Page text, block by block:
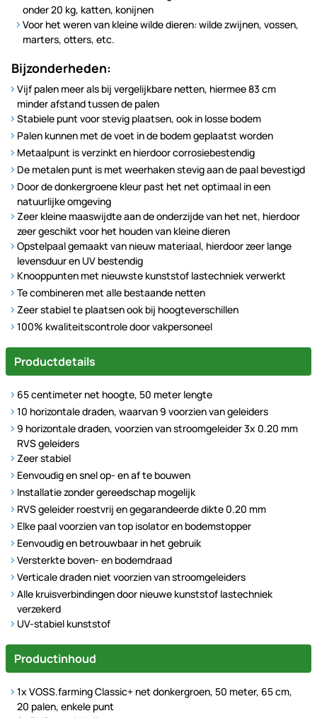
onder 20 kg, katten, konijnen
Voor het weren van kleine wilde dieren: wilde zwijnen, vossen,
marters, otters, etc.
Bijzonderheden:
Vijf palen meer als bij vergelijkbare netten, hiermee 83 cm
minder afstand tussen de palen
Stabiele punt voor stevig plaatsen, ook in losse bodem
Palen kunnen met de voet in de bodem geplaatst worden
Metaalpunt is verzinkt en hierdoor corrosiebestendig
De metalen punt is met weerhaken stevig aan de paal bevestigd
Door de donkergroene kleur past het net optimaal in een
natuurlijke omgeving
Zeer kleine maaswijdte aan de onderzijde van het net, hierdoor
zeer geschikt voor het houden van kleine dieren
Opstelpaal gemaakt van nieuw materiaal, hierdoor zeer lange
levensduur en UV bestendig
Knooppunten met nieuwste kunststof lastechniek verwerkt
Te combineren met alle bestaande netten
Zeer stabiel te plaatsen ook bij hoogteverschillen
100% kwaliteitscontrole door vakpersoneel
Productdetails
65 centimeter net hoogte, 50 meter lengte
10 horizontale draden, waarvan 9 voorzien van geleiders
9 horizontale draden, voorzien van stroomgeleider 3x 0.20 mm
RVS geleiders
Zeer stabiel
Eenvoudig en snel op- en af te bouwen
Installatie zonder gereedschap mogelijk
RVS geleider roestvrij en gegarandeerde dikte 0.20 mm
Elke paal voorzien van top isolator en bodemstopper
Eenvoudig en betrouwbaar in het gebruik
Versterkte boven- en bodemdraad
Verticale draden niet voorzien van stroomgeleiders
Alle kruisverbindingen door nieuwe kunststof lastechniek
verzekerd
UV-stabiel kunststof
Productinhoud
1x VOSS.farming Classic+ net donkergroen, 50 meter, 65 cm,
20 palen, enkele punt